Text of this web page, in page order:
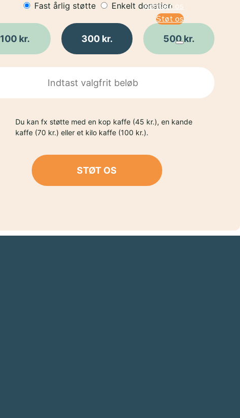
Kontakt os
Støt os
Fast årlig støtte Enkelt donation
100 kr. 300 kr. 500 kr.
Du kan fx støtte med en kop kaffe (45 kr.), en kande
kaffe (70 kr.) eller et kilo kaffe (100 kr.).